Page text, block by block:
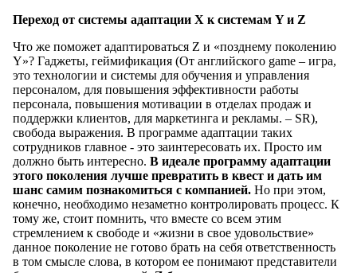
Переход от системы адаптации X к системам Y и Z
Что же поможет адаптироваться Z и «позднему поколению
Y»? Гаджеты, геймификация (От английского game – игра,
это технологии и системы для обучения и управления
персоналом, для повышения эффективности работы
персонала, повышения мотивации в отделах продаж и
поддержки клиентов, для маркетинга и рекламы. – SR),
свобода выражения. В программе адаптации таких
сотрудников главное - это заинтересовать их. Просто им
должно быть интересно. В идеале программу адаптации
этого поколения лучше превратить в квест и дать им
шанс самим познакомиться с компанией. Но при этом,
конечно, необходимо незаметно контролировать процесс. К
тому же, стоит помнить, что вместе со всем этим
стремлением к свободе и «жизни в свое удовольствие»
данное поколение не готово брать на себя ответственность
в том смысле слова, в котором ее понимают представители